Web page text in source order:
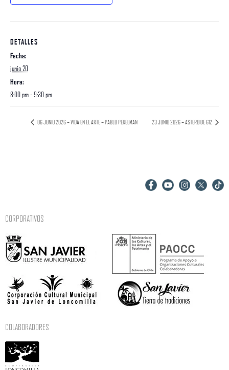
DETALLES
Fecha:
junio 20
Hora:
8:00 pm - 9:30 pm
06 JUNIO 2026 – VIDA EN EL ARTE – PABLO PERELMAN 23 JUNIO 2026 – ASTEROIDE 612
CORPORATIVOS
COLABORADORES